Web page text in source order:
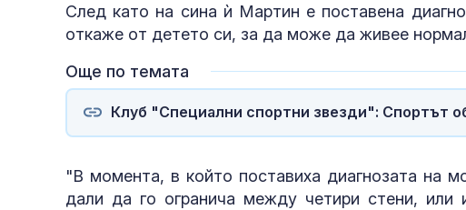
След като на сина ѝ Мартин е поставена
откаже от детето си, за да може да живее
Още по темата
Клуб "Специални спортни звезди": Спортът
"В момента, в който поставиха диагнозата на
дали да го огранича между четири стени,
защити националния ни